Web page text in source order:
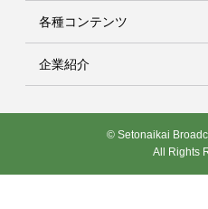
各種コンテンツ
企業紹介
© Setonaikai
All Rights